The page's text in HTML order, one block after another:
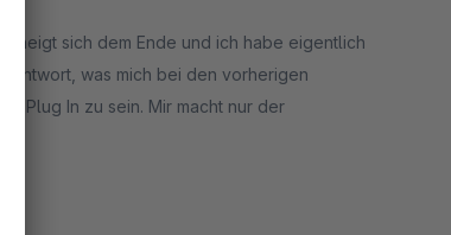
neigt sich dem Ende und ich habe eigentlich
was mich bei den vorherigen
Plug In zu sein. Mir macht nur der